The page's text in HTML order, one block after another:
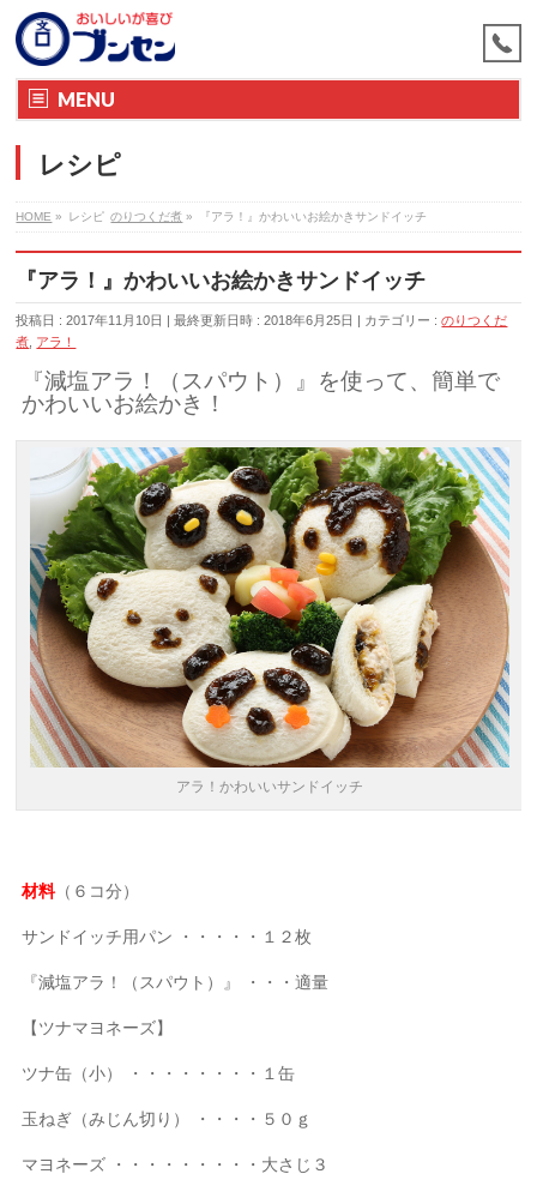
MENU
レシピ
HOME » レシピ のりつくだ煮 » 『アラ！』かわいいお絵かきサンドイッチ
『アラ！』かわいいお絵かきサンドイッチ
投稿日 : 2017年11月10日 最終更新日時 : 2018年6月25日 カテゴリー :のりつくだ
煮 アラ！
『減塩アラ！（スパウト）』を使って、簡単で
かわいいお絵かき！
アラ！かわいいサンドイッチ
材料（６コ分）
サンドイッチ用パン ・・・・・１２枚
『減塩アラ！（スパウト）』 ・・・適量
【ツナマヨネーズ】
ツナ缶（小） ・・・・・・・・１缶
玉ねぎ（みじん切り） ・・・・５０ｇ
マヨネーズ ・・・・・・・・・大さじ３